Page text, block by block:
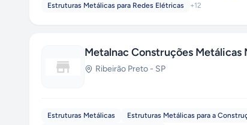
Estruturas Metálicas para Redes Elétricas
+12
Metalnac Construções Metálicas
Ribeirão Preto - SP
Estruturas Metálicas Estruturas Metálicas para a